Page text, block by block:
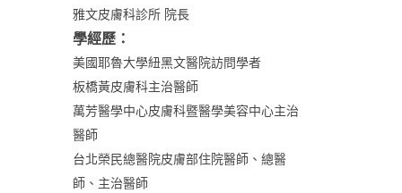
雅文皮膚科診所 院長
學經歷：
美國耶魯大學紐黑文醫院訪問學者
板橋黃皮膚科主治醫師
萬芳醫學中心皮膚科暨醫學美容中心主治
醫師
台北榮民總醫院皮膚部住院醫師、總醫
師、主治醫師